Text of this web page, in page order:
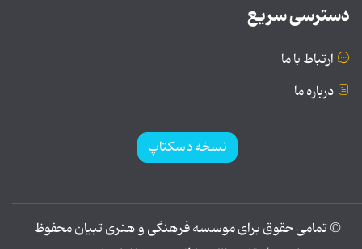
دسترسی سریع
ارتباط با ما
درباره ما
نسخه دسکتاپ
© تمامی حقوق برای موسسه فرهنگی و هنری تبیان محفوظ